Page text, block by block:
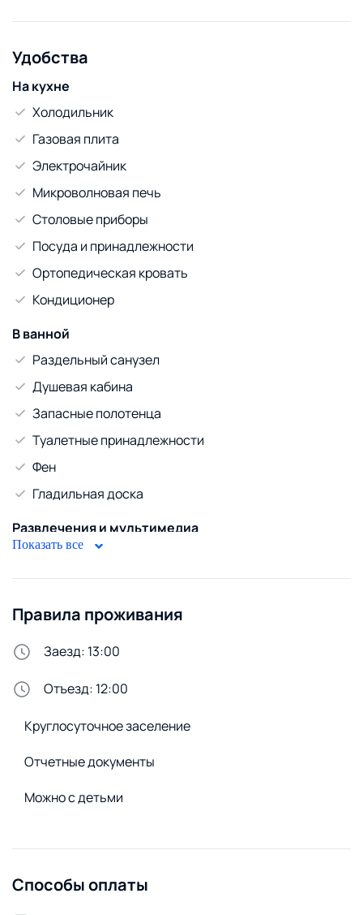
постельного белья, полотенца, чай, кофе.
мероприятий/праздников запрещено. Проживание с
животными запрещено.
Цена зависит от количества гостей и срока
пребывания.
Удобства
На кухне
Холодильник
Газовая плита
Электрочайник
Микроволновая печь
Столовые приборы
Посуда и принадлежности
Ортопедическая кровать
Кондиционер
В ванной
Раздельный санузел
Душевая кабина
Запасные полотенца
Туалетные принадлежности
Фен
Гладильная доска
Развлечения и мультимедиа
Телевизор
Кабельное ТВ
WiFi
Домофон
Стирка и белье
Утюг
Сушилка для белья
Открытая парковка
Показать все
Правила проживания
Заезд: 13:00
Отъезд: 12:00
Круглосуточное заселение
Отчетные документы
Можно с детьми
Способы оплаты